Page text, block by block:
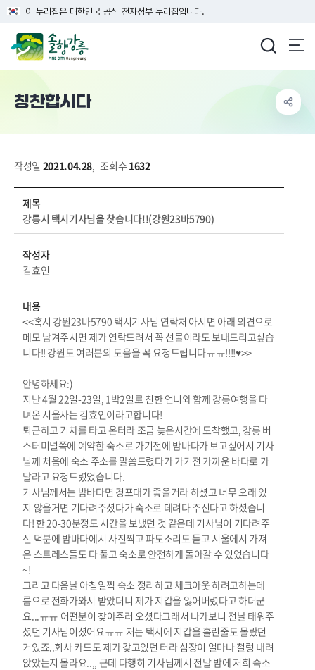
이 누리집은 대한민국 공식 전자정부 누리집입니다.
칭찬합시다
작성일 2021.04.28, 조회수 1632
제목
강릉시 택시기사님을 찾습니다!!(강원23바5790)
작성자
김효인
내용
<<혹시 강원23바5790 택시기사님 연락처 아시면 아래 의견으로
메모 남겨주시면 제가 연락드려서 꼭 선물이라도 보내드리고싶습
니다!! 강원도 여러분의 도움을 꼭 요청드립니다ㅠㅠ!!!!♥>>
안녕하세요:)
지난 4월 22일-23일, 1박2일로 친한 언니와 함께 강릉여행을 다
녀온 서울사는 김효인이라고합니다!
퇴근하고 기차를 타고 온터라 조금 늦은시간에 도착했고, 강릉 버
스터미널쪽에 예약한 숙소로 가기전에 밤바다가 보고싶어서 기사
님께 처음에 숙소 주소를 말씀드렸다가 가기전 가까운 바다로 가
달라고 요청드렸었습니다.
기사님께서는 밤바다면 경포대가 좋을거라 하셨고 너무 오래 있
지 않을거면 기다려주셨다가 숙소로 데려다 주신다고 하셨습니
다! 한 20-30분정도 시간을 보냈던 것 같은데 기사님이 기다려주
신 덕분에 밤바다에서 사진찍고 파도소리도 듣고 서울에서 가져
온 스트레스들도 다 풀고 숙소로 안전하게 돌아갈 수 있었습니다
~!
그리고 다음날 아침일찍 숙소 정리하고 체크아웃 하려고하는데
룸으로 전화가와서 받았더니 제가 지갑을 잃어버렸다고 하더군
요...ㅠㅠ 어떤분이 찾아주러 오셨다그래서 나가보니 전날 태워주
셨던 기사님이셨어요ㅠㅠ 저는 택시에 지갑을 흘린줄도 몰랐던
거있죠..회사 카드도 제가 갖고있던 터라 심장이 얼마나 철렁 내려
앉았는지 몰라요..,, 근데 다행히 기사님께서 전날 밤에 저희 숙소